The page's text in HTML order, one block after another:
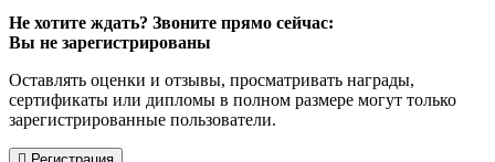
Не хотите ждать? Звоните прямо сейчас:
Вы не зарегистрированы
Оставлять оценки и отзывы, просматривать награды,
сертификаты или дипломы в полном размере могут только
зарегистрированные пользователи.